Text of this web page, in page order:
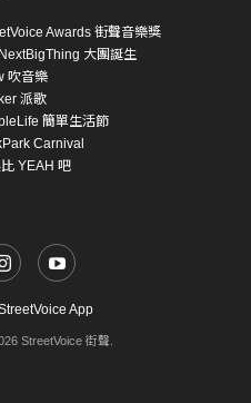
Awards 街聲音樂獎
大團誕生
吹音樂
派歌
簡單生活節
Carnival
YEAH 吧
App
StreetVoice 街聲.